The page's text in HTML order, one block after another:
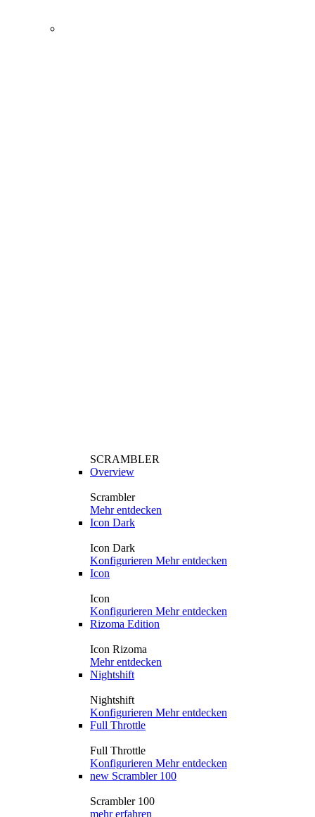
SCRAMBLER
Overview
Scrambler
Mehr entdecken
Icon Dark
Icon Dark
Konfigurieren Mehr entdecken
Icon
Icon
Konfigurieren Mehr entdecken
Rizoma Edition
Icon Rizoma
Mehr entdecken
Nightshift
Nightshift
Konfigurieren Mehr entdecken
Full Throttle
Full Throttle
Konfigurieren Mehr entdecken
new Scrambler 100
Scrambler 100
mehr erfahren